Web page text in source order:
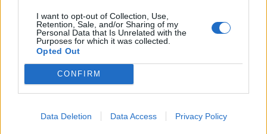
I want to opt-out of Collection, Use,
Retention, Sale, and/or Sharing of my
Personal Data that Is Unrelated with the
Purposes for which it was collected.
Opted Out
CONFIRM
Data Deletion Data Access Privacy Policy
Leonardo Maria Del Vecchio dall'ex compagna
in ospedale. Le dichiarazioni ai giornalisti